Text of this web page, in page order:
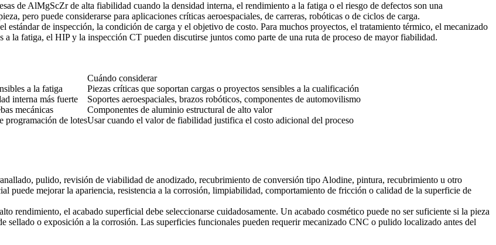
de AlMgScZr de alta fiabilidad cuando la densidad interna, el rendimiento a la fatiga o el riesgo de defectos son una
pero puede considerarse para aplicaciones críticas aeroespaciales, de carreras, robóticas o de ciclos de carga.
de inspección, la condición de carga y el objetivo de costo. Para muchos proyectos, el tratamiento térmico, el mecanizado
a la fatiga, el HIP y la inspección CT pueden discutirse juntos como parte de una ruta de proceso de mayor fiabilidad.
Cuándo considerar
a la fatiga
Piezas críticas que soportan cargas o proyectos sensibles a la cualificación
interna más fuerte
Soportes aeroespaciales, brazos robóticos, componentes de automovilismo
mecánicas
Componentes de aluminio estructural de alto valor
programación de lotesUsar cuando el valor de fiabilidad justifica el costo adicional del proceso
pulido, revisión de viabilidad de anodizado, recubrimiento de conversión tipo Alodine, pintura, recubrimiento u otro
puede mejorar la apariencia, resistencia a la corrosión, limpiabilidad, comportamiento de fricción o calidad de la superficie de
rendimiento, el acabado superficial debe seleccionarse cuidadosamente. Un acabado cosmético puede no ser suficiente si la pieza
sellado o exposición a la corrosión. Las superficies funcionales pueden requerir mecanizado CNC o pulido localizado antes del